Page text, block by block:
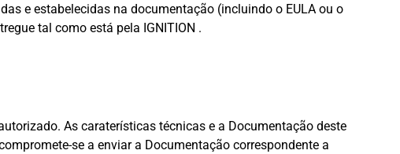
e estabelecidas na documentação (incluindo o EULA ou o
tal como está pela IGNITION .
As caraterísticas técnicas e a Documentação deste
se a enviar a Documentação correspondente a